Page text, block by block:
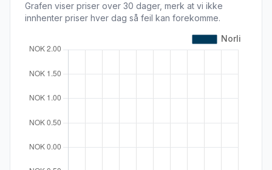
Grafen viser priser over 30 dager, merk at vi ikke
innhenter priser hver dag så feil kan forekomme.